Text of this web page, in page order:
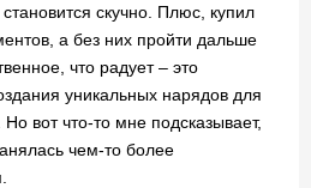
скучно. Плюс, купил
а без них пройти дальше
что радует – это
уникальных нарядов для
вот что-то мне подсказывает,
чем-то более